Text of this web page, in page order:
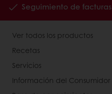
Seguimiento de facturas
Ver todos los productos
Recetas
Servicios
Información del Consumidor